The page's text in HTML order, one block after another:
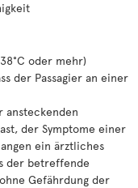
oder mehr)
der Passagier an einer
ansteckenden
der Symptome einer
ein ärztliches
der betreffende
Gefährdung der